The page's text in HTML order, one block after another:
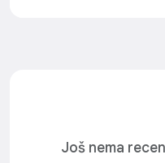
Još nema